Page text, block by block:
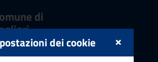
di
×
dei cookie